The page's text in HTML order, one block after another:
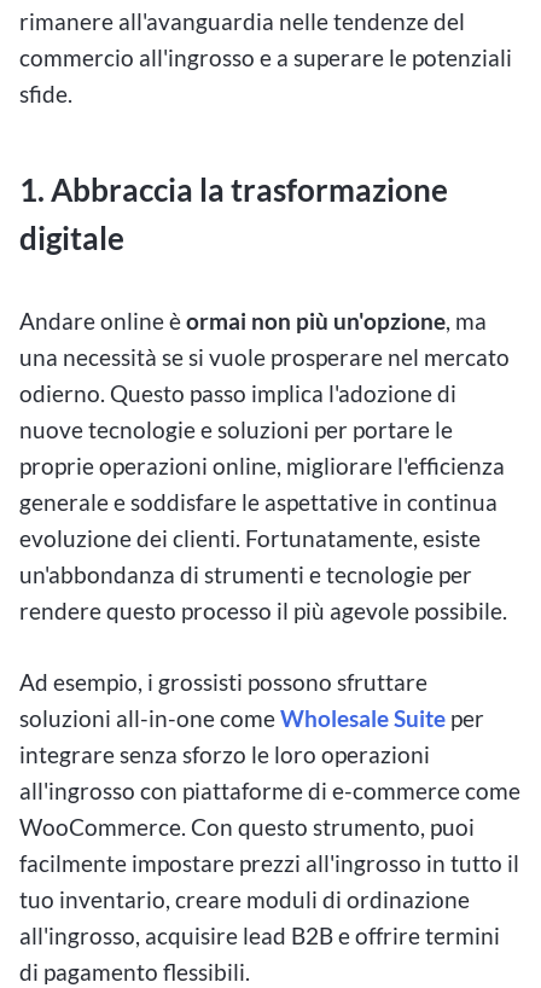
rimanere all'avanguardia nelle tendenze del
commercio all'ingrosso e a superare le potenziali
sfide.
1. Abbraccia la trasformazione
digitale
Andare online èormai non più un'opzione, ma
una necessità se si vuole prosperare nel mercato
odierno. Questo passo implica l'adozione di
nuove tecnologie e soluzioni per portare le
proprie operazioni online, migliorare l'efficienza
generale e soddisfare le aspettative in continua
evoluzione dei clienti. Fortunatamente, esiste
un'abbondanza di strumenti e tecnologie per
rendere questo processo il più agevole possibile.
Ad esempio, i grossisti possono sfruttare
soluzioni all-in-one comeWholesale Suite per
integrare senza sforzo le loro operazioni
all'ingrosso con piattaforme di e-commerce come
WooCommerce. Con questo strumento, puoi
facilmente impostare prezzi all'ingrosso in tutto il
tuo inventario, creare moduli di ordinazione
all'ingrosso, acquisire lead B2B e offrire termini
di pagamento flessibili.